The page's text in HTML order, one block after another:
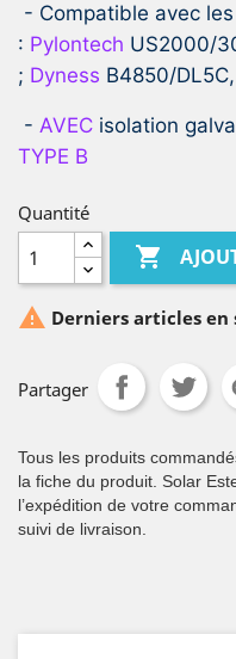
- Compatible avec
: Pylontech US2000/
; Dyness B4850/
- AVEC isolation
TYPE B
Quantité

 Derniers articles en
Partager
Tous les produits
la fiche du produit. Solar
l’expédition de votre
suivi de livraison.